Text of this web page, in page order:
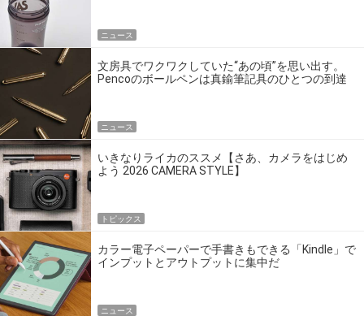
ニュース
文房具でワクワクしていた“あの頃”を思い出す。
Pencoのボールペンは真鍮筆記具のひとつの到達
ニュース
いきなりライカのススメ【さあ、カメラをはじめ
よう 2026 CAMERA STYLE】
トピックス
カラー電子ペーパーで手書きもできる「Kindle」で
インプットとアウトプットに集中だ
ニュース